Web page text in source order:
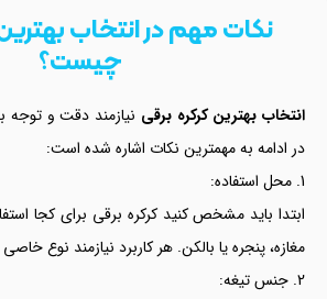
نکات مهم در انتخاب بهترین
چیست؟
انتخاب بهترین کرکره برقینیازمند دقت و توجه
در ادامه به مهمترین نکات اشاره شده است:
محل استفاده:
ابتدا باید مشخص کنید کرکره برقی برای کجا
مغازه، پنجره یا بالکن. هر کاربرد نیازمند نوع خاصی
جنس تیغه: